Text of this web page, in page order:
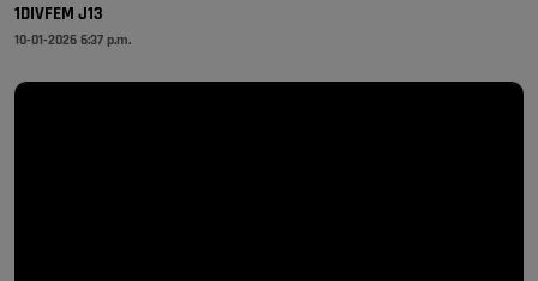
1DIVFEM J13
10-01-2026 6:37 p.m.